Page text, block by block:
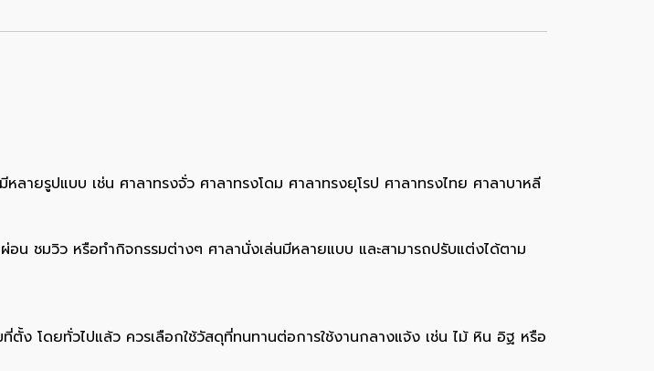
ลายรูปแบบ เช่น ศาลาทรงจั่ว ศาลาทรงโดม ศาลาทรงยุโรป ศาลาทรงไทย ศาลาบาหลี
น ชมวิว หรือทำกิจกรรมต่างๆ ศาลานั่งเล่นมีหลายแบบ และสามารถปรับแต่งได้ตาม
ง โดยทั่วไปแล้ว ควรเลือกใช้วัสดุที่ทนทานต่อการใช้งานกลางแจ้ง เช่น ไม้ หิน อิฐ หรือ